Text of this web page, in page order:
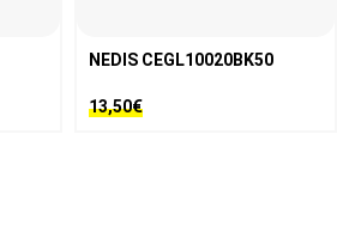
NEDIS CEGL10020BK50
13,50€